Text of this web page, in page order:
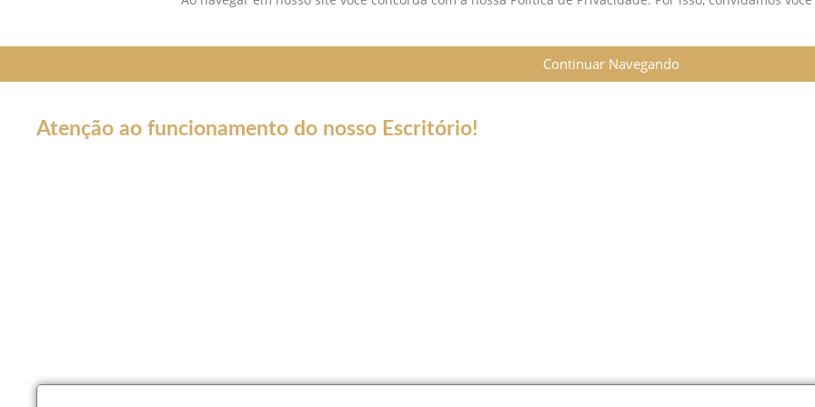
Continuar Navegando
Atenção ao funcionamento do nosso Escritório!